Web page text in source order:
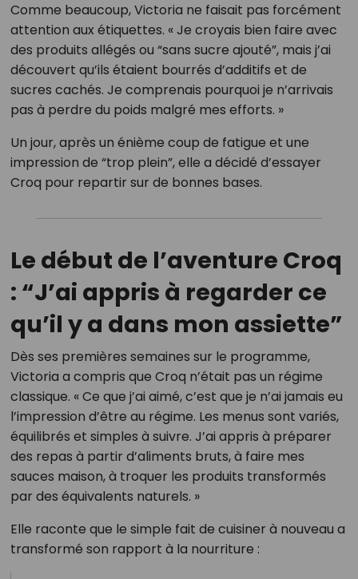
Comme beaucoup, Victoria ne faisait pas forcément
attention aux étiquettes. « Je croyais bien faire avec
des produits allégés ou “sans sucre ajouté”, mais j’ai
découvert qu’ils étaient bourrés d’additifs et de
sucres cachés. Je comprenais pourquoi je n’arrivais
pas à perdre du poids malgré mes efforts. »
Un jour, après un énième coup de fatigue et une
impression de “trop plein”, elle a décidé d’essayer
Croq pour repartir sur de bonnes bases.
Le début de l’aventure Croq
: “J’ai appris à regarder ce
qu’il y a dans mon assiette”
Dès ses premières semaines sur le programme,
Victoria a compris que Croq n’était pas un régime
classique. « Ce que j’ai aimé, c’est que je n’ai jamais eu
l’impression d’être au régime. Les menus sont variés,
équilibrés et simples à suivre. J’ai appris à préparer
des repas à partir d’aliments bruts, à faire mes
sauces maison, à troquer les produits transformés
par des équivalents naturels. »
Elle raconte que le simple fait de cuisiner à nouveau a
transformé son rapport à la nourriture :